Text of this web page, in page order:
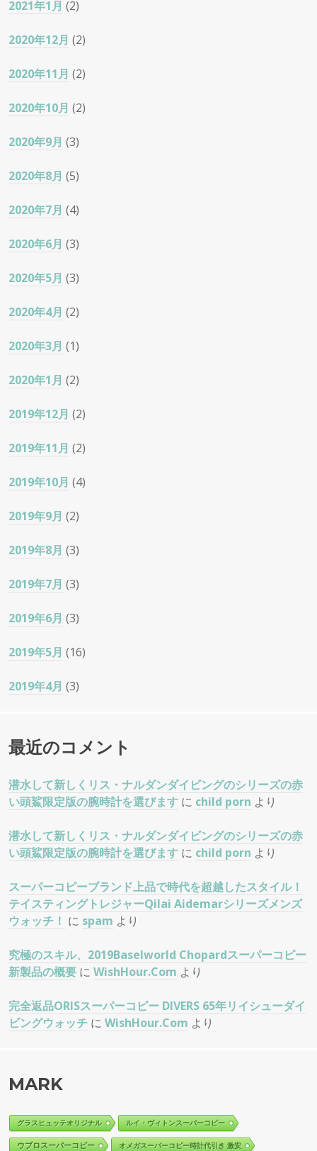
2021年1月 (2)
2020年12月 (2)
2020年11月 (2)
2020年10月 (2)
2020年9月 (3)
2020年8月 (5)
2020年7月 (4)
2020年6月 (3)
2020年5月 (3)
2020年4月 (2)
2020年3月 (1)
2020年1月 (2)
2019年12月 (2)
2019年11月 (2)
2019年10月 (4)
2019年9月 (2)
2019年8月 (3)
2019年7月 (3)
2019年6月 (3)
2019年5月 (16)
2019年4月 (3)
最近のコメント
潜水して新しくリス・ナルダンダイビングのシリーズの赤
い頭鯊限定版の腕時計を選びます に child porn より
潜水して新しくリス・ナルダンダイビングのシリーズの赤
い頭鯊限定版の腕時計を選びます に child porn より
スーパーコピーブランド上品で時代を超越したスタイル！
テイスティングトレジャーQilai Aidemarシリーズメンズ
ウォッチ！ に spam より
究極のスキル、2019Baselworld Chopardスーパーコピー
新製品の概要 に WishHour.Com より
完全返品ORISスーパーコピー DIVERS 65年リイシューダイ
ビングウォッチ に WishHour.Com より
MARK
グラスヒュッテオリジナル ルイ・ヴィトンスーパーコピー
ウブロスーパーコピー オメガスーパーコピー時計代引き 激安